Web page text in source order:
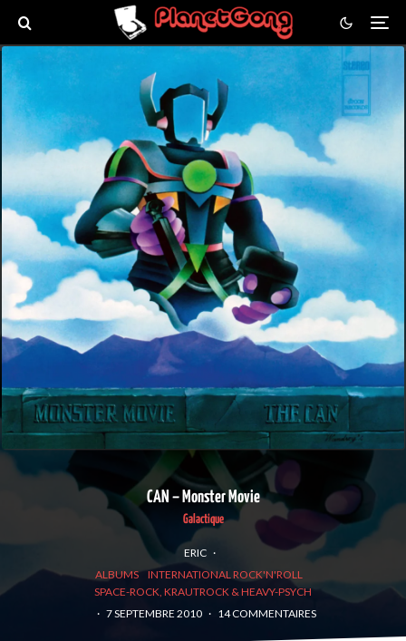
CAN – Monster Movie
Galactique
ERIC ·
ALBUMS
INTERNATIONAL ROCK'N'ROLL
SPACE-ROCK, KRAUTROCK & HEAVY-PSYCH
· 7 SEPTEMBRE 2010 · 14 COMMENTAIRES